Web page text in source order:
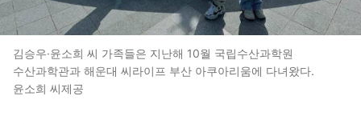
김승우·윤소희 씨 가족들은 지난해 10월 국립수산과학원
수산과학관과 해운대 씨라이프 부산 아쿠아리움에 다녀왔다.
윤소희 씨제공